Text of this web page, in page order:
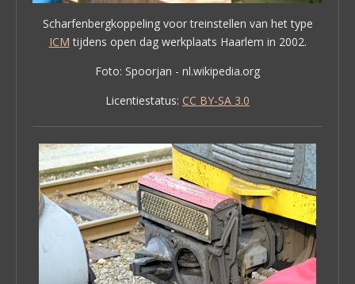
Scharfenbergkoppeling voor treinstellen van het type
ICM tijdens open dag werkplaats Haarlem in 2002.
Foto: Spoorjan - nl.wikipedia.org
Licentiestatus: CC BY-SA 3.0